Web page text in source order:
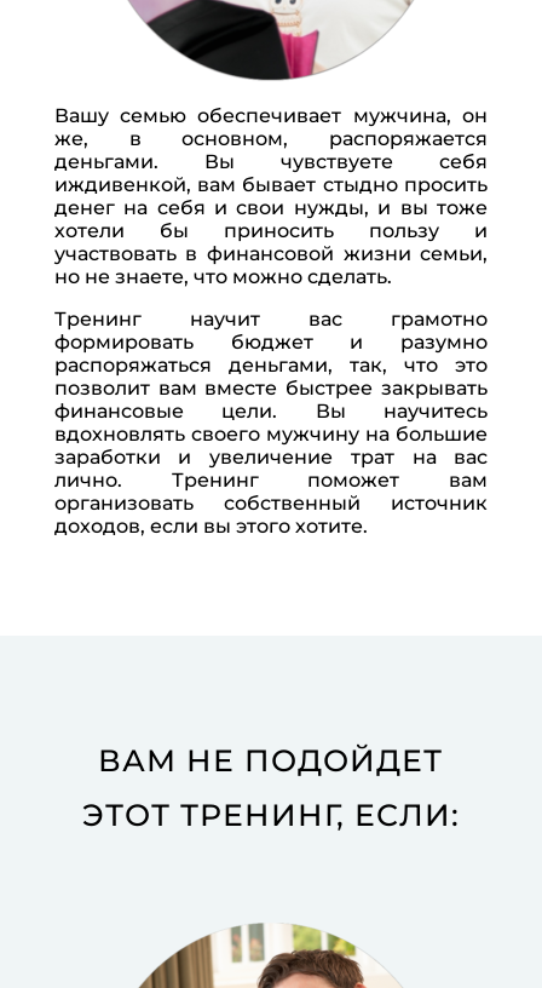
Вашу семью обеспечивает мужчина, он
же, в основном, распоряжается
деньгами. Вы чувствуете себя
иждивенкой, вам бывает стыдно просить
денег на себя и свои нужды, и вы тоже
хотели бы приносить пользу и
участвовать в финансовой жизни семьи,
но не знаете, что можно сделать.
Тренинг научит вас грамотно
формировать бюджет и разумно
распоряжаться деньгами, так, что это
позволит вам вместе быстрее закрывать
финансовые цели. Вы научитесь
вдохновлять своего мужчину на большие
заработки и увеличение трат на вас
лично. Тренинг поможет вам
организовать собственный источник
доходов, если вы этого хотите.
ВАМ НЕ ПОДОЙДЕТ
ЭТОТ ТРЕНИНГ, ЕСЛИ: